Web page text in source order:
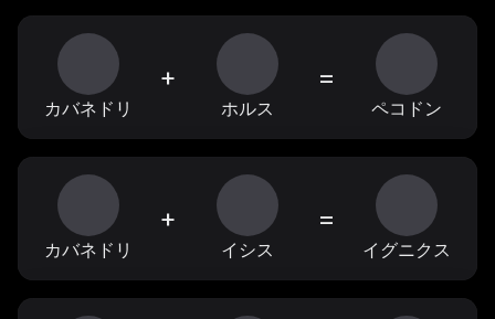
カバネドリ
+
ホルス
=
ペコドン
カバネドリ
+
イシス
=
イグニクス